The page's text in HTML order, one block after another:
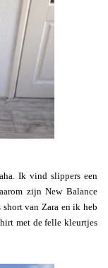
Ik vind slippers een
zijn New Balance
short van Zara en ik heb
met de felle kleurtjes